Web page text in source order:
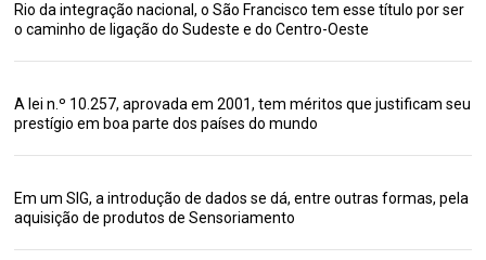
Rio da integração nacional, o São Francisco tem esse título por ser
o caminho de ligação do Sudeste e do Centro-Oeste
A lei n.º 10.257, aprovada em 2001, tem méritos que justificam seu
prestígio em boa parte dos países do mundo
Em um SIG, a introdução de dados se dá, entre outras formas, pela
aquisição de produtos de Sensoriamento